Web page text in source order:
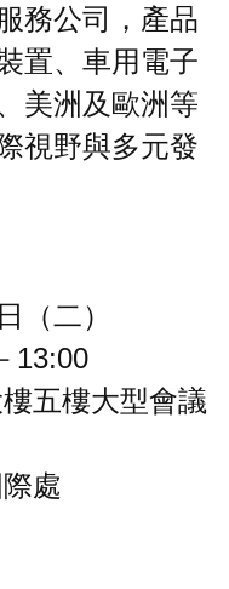
務公司，產品
置、車用電子
美洲及歐洲等
視野與多元發
（二）
13:00
五樓大型會議
處